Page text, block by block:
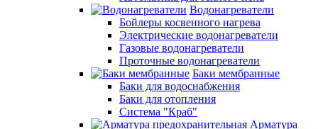
Водонагреватели
Бойлеры косвенного нагрева
Электрические водонагреватели
Газовые водонагреватели
Проточные водонагреватели
Баки мембранные
Баки для водоснабжения
Баки для отопления
Система "Краб"
Арматура